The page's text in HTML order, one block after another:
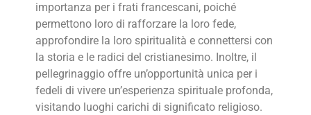
importanza per i frati francescani, poiché
permettono loro di rafforzare la loro fede,
approfondire la loro spiritualità e connettersi con
la storia e le radici del cristianesimo. Inoltre, il
pellegrinaggio offre un’opportunità unica per i
fedeli di vivere un’esperienza spirituale profonda,
visitando luoghi carichi di significato religioso.